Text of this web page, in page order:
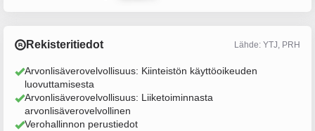
Rekisteritiedot Lähde: YTJ, PRH
Arvonlisäverovelvollisuus: Kiinteistön käyttöoikeuden
luovuttamisesta
Arvonlisäverovelvollisuus: Liiketoiminnasta
arvonlisäverovelvollinen
Verohallinnon perustiedot